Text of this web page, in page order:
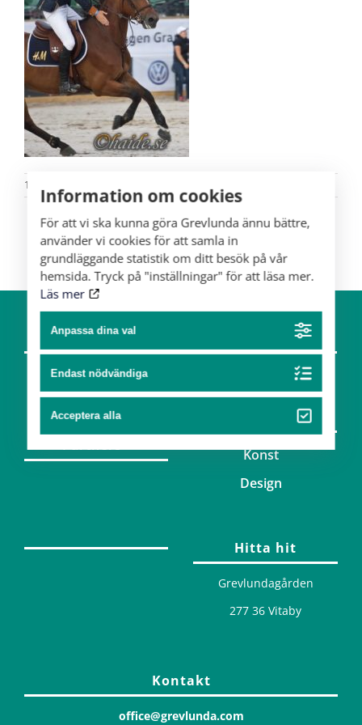
10/04
Om gården
Team
Partners
Konst & design
Konst
Design
Hitta hit
Grevlundagården
277 36 Vitaby
Kontakt
office@grevlunda.com
Information om cookies
För att vi ska kunna göra Grevlunda ännu bättre,
använder vi cookies för att samla in
grundläggande statistik om ditt besök på vår
hemsida. Tryck på "inställningar" för att läsa mer.
Läs mer
Anpassa dina val
Endast nödvändiga
Acceptera alla